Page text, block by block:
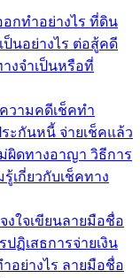
อกทำอย่างไร ที่ดิน
ป็นอย่างไร ต่อสู้คดี
งจำเป็นหรือที่
วามคดีเช็คทำ
ะกันหนี้ จ่ายเช็คแล้ว
ผิดทางอาญา วิธีการ
เกี่ยวกับเช็คทาง
งใจเขียนลายมือชื่อ
ฏิเสธการจ่ายเงิน
อย่างไร ลายมือชื่อ